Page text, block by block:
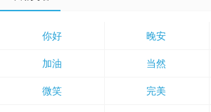
你好 晚安
加油 当然
微笑 完美